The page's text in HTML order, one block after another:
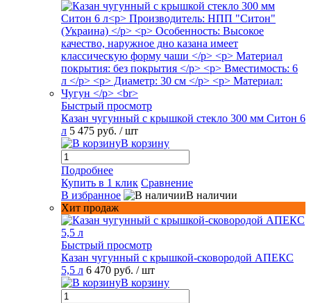
Быстрый просмотр
Казан чугунный с крышкой стекло 300 мм Ситон 6
л 5 475 руб. / шт
В корзину
Подробнее
Купить в 1 клик Сравнение
В избранное
В наличии
Хит продаж
Быстрый просмотр
Казан чугунный с крышкой-сковородой АПЕКС
5,5 л 6 470 руб. / шт
В корзину